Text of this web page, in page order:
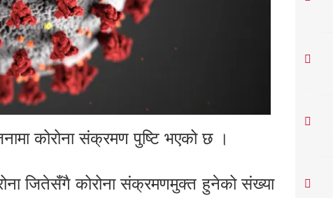
कोरोना संक्रमण पुष्टि भएको छ ।
जितेसँगै कोरोना संक्रमणमुक्त हुनेको संख्या